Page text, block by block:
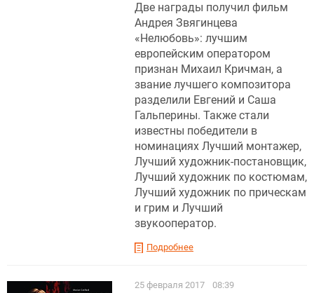
Две награды получил фильм
Андрея Звягинцева
«Нелюбовь»: лучшим
европейским оператором
признан Михаил Кричман, а
звание лучшего композитора
разделили Евгений и Саша
Гальперины. Также стали
известны победители в
номинациях Лучший монтажер,
Лучший художник-постановщик,
Лучший художник по костюмам,
Лучший художник по прическам
и грим и Лучший
звукооператор.
Подробнее
25 февраля 2017 08:39